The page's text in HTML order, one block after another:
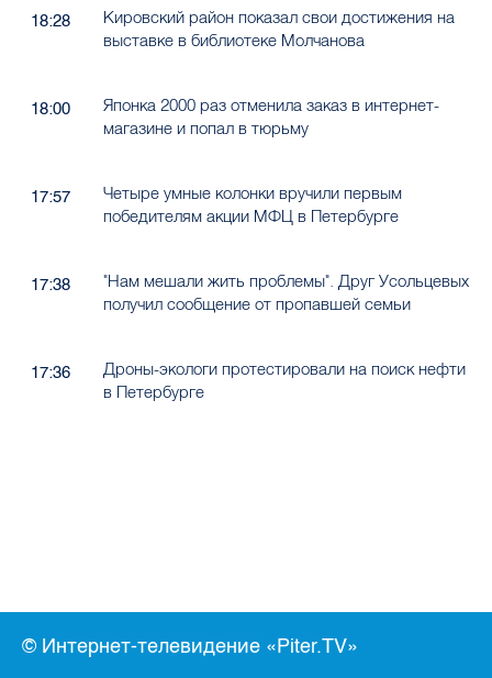
18:28
Кировский район показал свои достижения на
выставке в библиотеке Молчанова
18:00
Японка 2000 раз отменила заказ в интернет-
магазине и попал в тюрьму
17:57
Четыре умные колонки вручили первым
победителям акции МФЦ в Петербурге
17:38
"Нам мешали жить проблемы". Друг Усольцевых
получил сообщение от пропавшей семьи
17:36
Дроны-экологи протестировали на поиск нефти
в Петербурге
© Интернет-телевидение «Piter.TV»